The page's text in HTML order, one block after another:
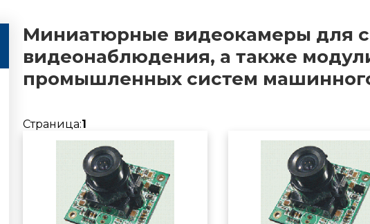
Миниатюрные видеокамеры для
видеонаблюдения, а также
промышленных систем
Страница:1